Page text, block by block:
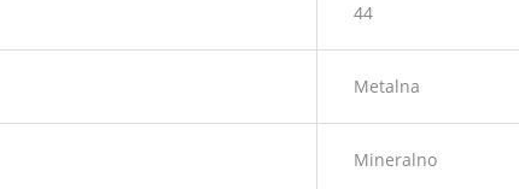
44
Metalna
Mineralno